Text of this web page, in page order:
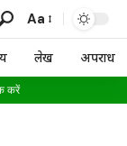
Aa
लेख अपराध
करें